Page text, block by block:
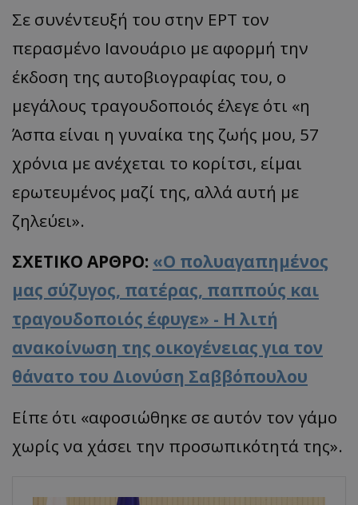
Σε συνέντευξή του στην ΕΡΤ τον
περασμένο Ιανουάριο με αφορμή την
έκδοση της αυτοβιογραφίας του, ο
μεγάλους τραγουδοποιός έλεγε ότι «η
Άσπα είναι η γυναίκα της ζωής μου, 57
χρόνια με ανέχεται το κορίτσι, είμαι
ερωτευμένος μαζί της, αλλά αυτή με
ζηλεύει».
ΣΧΕΤΙΚΟ ΑΡΘΡΟ: «Ο πολυαγαπημένος
μας σύζυγος, πατέρας, παππούς και
τραγουδοποιός έφυγε» - Η λιτή
ανακοίνωση της οικογένειας για τον
θάνατο του Διονύση Σαββόπουλου
Είπε ότι «αφοσιώθηκε σε αυτόν τον γάμο
χωρίς να χάσει την προσωπικότητά της».